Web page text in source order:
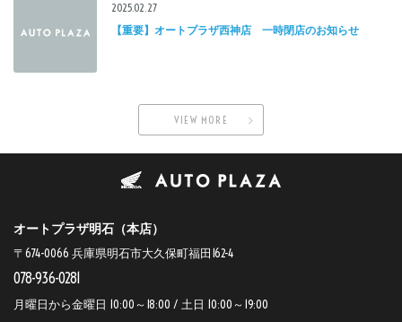
2025.02.27
【重要】オートプラザ西神店 一時閉店のお知らせ
VIEW MORE
オートプラザ明石（本店）
〒674-0066 兵庫県明石市大久保町福田162-4
078-936-0281
月曜日から金曜日 10:00～18:00 / 土日 10:00～19:00